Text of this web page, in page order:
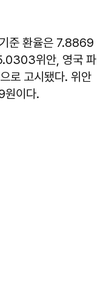
준 환율은 7.8869
위안, 영국 파
로 고시됐다. 위안
원이다.